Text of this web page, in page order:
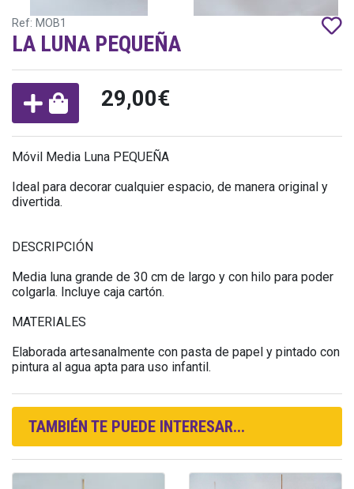
Ref: MOB1
LA LUNA PEQUEÑA
29,00€
Móvil Media Luna PEQUEÑA
Ideal para decorar cualquier espacio, de manera original y
divertida.
DESCRIPCIÓN
Media luna grande de 30 cm de largo y con hilo para poder
colgarla. Incluye caja cartón.
MATERIALES
Elaborada artesanalmente con pasta de papel y pintado con
pintura al agua apta para uso infantil.
TAMBIÉN TE PUEDE INTERESAR...